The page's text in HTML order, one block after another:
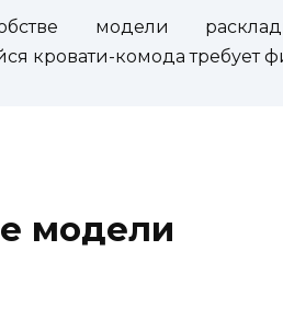
модели
кровати-комода требует
модели